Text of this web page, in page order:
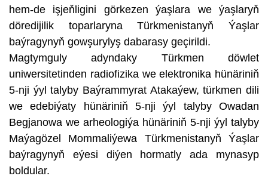
hem-de işjeňligini görkezen ýaşlara we ýaşlaryň
döredijilik toparlaryna Türkmenistanyň Ýaşlar
baýragynyň gowşurylyş dabarasy geçirildi.
Magtymguly adyndaky Türkmen döwlet
uniwersitetinden radiofizika we elektronika hünäriniň
5-nji ýyl talyby Baýrammyrat Atakaýew, türkmen dili
we edebiýaty hünäriniň 5-nji ýyl talyby Owadan
Begjanowa we arheologiýa hünäriniň 5-nji ýyl talyby
Maýagözel Mommaliýewa Türkmenistanyň Ýaşlar
baýragynyň eýesi diýen hormatly ada mynasyp
boldular.